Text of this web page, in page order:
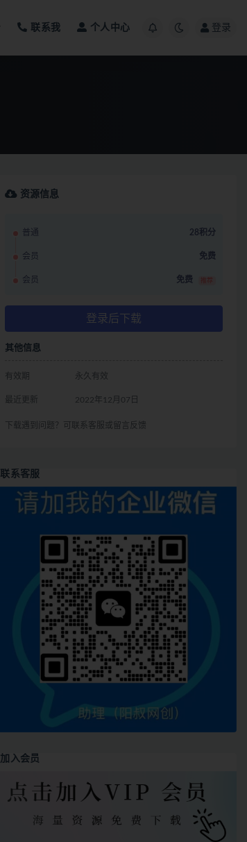
联系我 个人中心 登录
资源信息
普通 28积分
会员 免费
会员 免费 推荐
登录后下载
其他信息
有效期 永久有效
最近更新 2022年12月07日
下载遇到问题？可联系客服或留言反馈
联系客服
加入会员